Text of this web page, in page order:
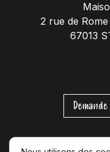
2 rue de
67013